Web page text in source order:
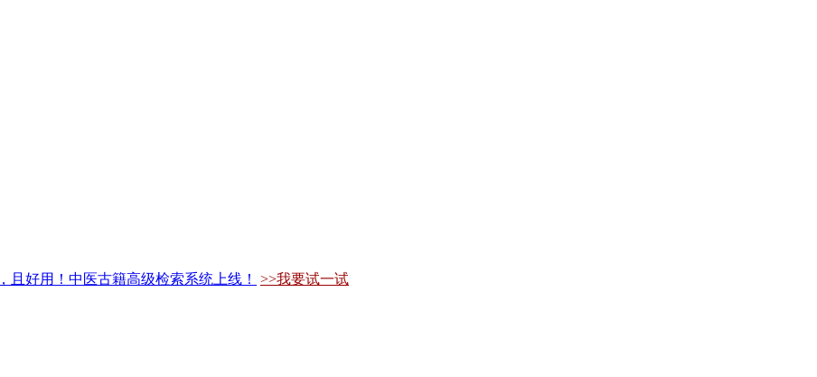
且好用！中医古籍高级检索系统上线！
>>我要试一试